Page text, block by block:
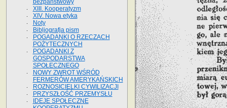
bezpaństwowy
XIII. Kooperatyzm
XIV. Nowa etyka
Noty
Bibljografja pism
POGADANKI O RZECZACH
POŻYTECZNYCH
POGADANKI Z
GOSPODARSTWA
SPOŁECZNEGO
NOWY ZWROT WŚRÓD
FERMERÓW AMERYKAŃSKICH
ROZNOSICIELKI CYWILIZACJI
PRZYSZŁOŚĆ PRZEMYSŁU
IDEJE SPOŁECZNE